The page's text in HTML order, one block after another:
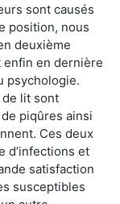
sont causés
position, nous
deuxième
enfin en dernière
psychologie.
de lit sont
piqûres ainsi
Ces deux
d’infections et
satisfaction
susceptibles